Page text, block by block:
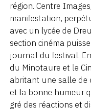
région. Centre
manifestation,
avec un lycée de
section cinéma
journal du festival.
du Minotaure et le
abritant une salle de
et la bonne humeur
gré des réactions et